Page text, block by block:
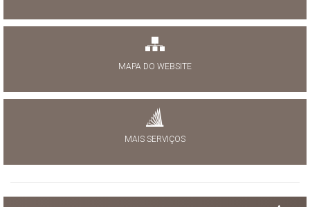
MAPA DO WEBSITE
MAIS SERVIÇOS